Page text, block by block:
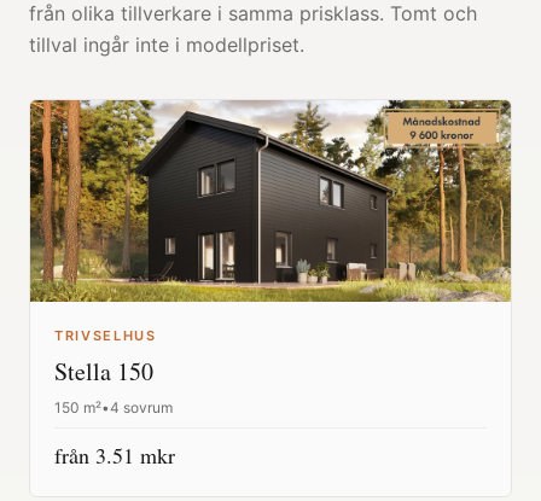
från olika tillverkare i samma prisklass. Tomt och
tillval ingår inte i modellpriset.
TRIVSELHUS
Stella 150
150 m²•4 sovrum
från 3.51 mkr